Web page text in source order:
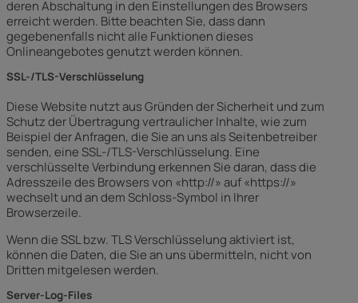
deren Abschaltung in den Einstellungen des Browsers
erreicht werden. Bitte beachten Sie, dass dann
gegebenenfalls nicht alle Funktionen dieses
Onlineangebotes genutzt werden können.
SSL-/TLS-Verschlüsselung
Diese Website nutzt aus Gründen der Sicherheit und zum
Schutz der Übertragung vertraulicher Inhalte, wie zum
Beispiel der Anfragen, die Sie an uns als Seitenbetreiber
senden, eine SSL-/TLS-Verschlüsselung. Eine
verschlüsselte Verbindung erkennen Sie daran, dass die
Adresszeile des Browsers von «http://» auf «https://»
wechselt und an dem Schloss-Symbol in Ihrer
Browserzeile.
Wenn die SSL bzw. TLS Verschlüsselung aktiviert ist,
können die Daten, die Sie an uns übermitteln, nicht von
Dritten mitgelesen werden.
Server-Log-Files